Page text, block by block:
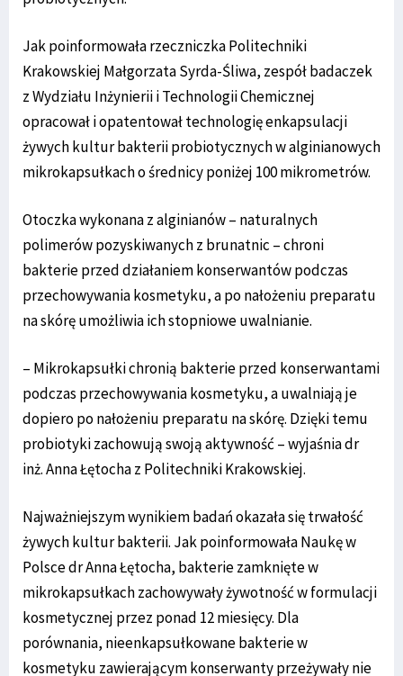
Jak poinformowała rzeczniczka Politechniki
Krakowskiej Małgorzata Syrda-Śliwa, zespół badaczek
z Wydziału Inżynierii i Technologii Chemicznej
opracował i opatentował technologię enkapsulacji
żywych kultur bakterii probiotycznych w alginianowych
mikrokapsułkach o średnicy poniżej 100 mikrometrów.
Otoczka wykonana z alginianów – naturalnych
polimerów pozyskiwanych z brunatnic – chroni
bakterie przed działaniem konserwantów podczas
przechowywania kosmetyku, a po nałożeniu preparatu
na skórę umożliwia ich stopniowe uwalnianie.
– Mikrokapsułki chronią bakterie przed konserwantami
podczas przechowywania kosmetyku, a uwalniają je
dopiero po nałożeniu preparatu na skórę. Dzięki temu
probiotyki zachowują swoją aktywność – wyjaśnia dr
inż. Anna Łętocha z Politechniki Krakowskiej.
Najważniejszym wynikiem badań okazała się trwałość
żywych kultur bakterii. Jak poinformowała Naukę w
Polsce dr Anna Łętocha, bakterie zamknięte w
mikrokapsułkach zachowywały żywotność w formulacji
kosmetycznej przez ponad 12 miesięcy. Dla
porównania, nieenkapsułkowane bakterie w
kosmetyku zawierającym konserwanty przeżywały nie